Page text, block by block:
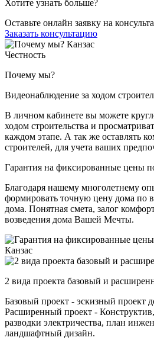
Хотите узнать больше?
Оставьте онлайн заявку на
Заказать консультацию
Честность
Почему мы?
Видеонаблюдение за ходом
В личном кабинете вы можете
ходом строительства и
каждом этапе. А так же оставлять
строителей, для учета ваших
Гарантия на фиксированные цены
Благодаря нашему многолетнему
формировать точную цену дома по
дома. Понятная смета, залог
возведения дома Вашей Мечты.
2 вида проекта базовый и
Базовый проект - эскизный проект
Расширенный проект -
разводки электричества, план
ландшафтный дизайн.